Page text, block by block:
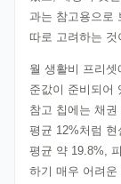
과는 참고용으로
따로 고려하는 것
월 생활비 프리
준값이 준비되어
참고 칩에는 채
평균 12%처럼 현
평균 약 19.8%,
하기 매우 어려